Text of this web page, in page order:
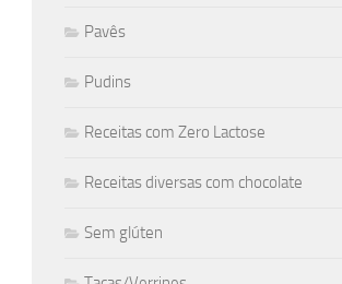
Pavês
Pudins
Receitas com Zero Lactose
Receitas diversas com chocolate
Sem glúten